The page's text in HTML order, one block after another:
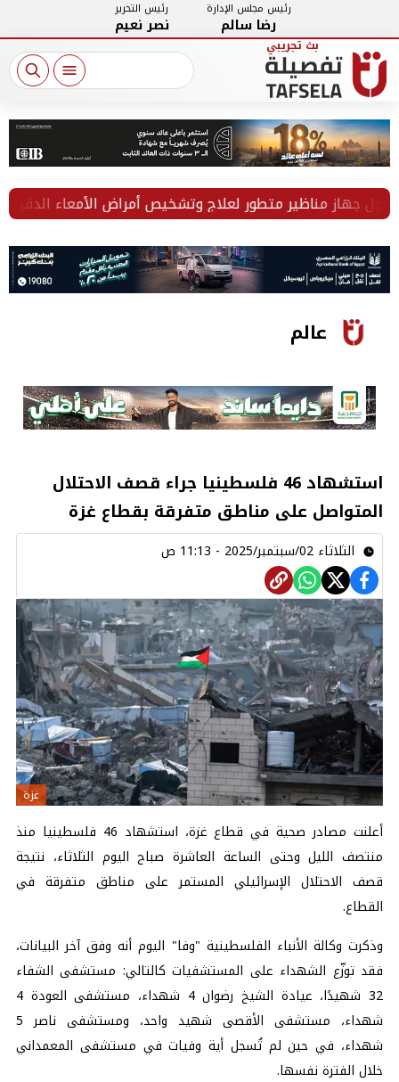
رئيس مجلس الإدارة
رضا سالم
رئيس التحرير
نصر نعيم
جهاز مناظير متطور لعلاج وتشخيص أمراض الأمعاء الدقيقة
عالم
استشهاد 46 فلسطينيا جراء قصف الاحتلال
المتواصل على مناطق متفرقة بقطاع غزة
الثلاثاء 02/سبتمبر/2025 - 11:13 ص
غزة
أعلنت مصادر صحية في قطاع غزة، استشهاد 46 فلسطينيا منذ
منتصف الليل وحتى الساعة العاشرة صباح اليوم الثلاثاء، نتيجة
قصف الاحتلال الإسرائيلي المستمر على مناطق متفرقة في
القطاع.
وذكرت وكالة الأنباء الفلسطينية "وفا" اليوم أنه وفق آخر البيانات،
فقد توزّع الشهداء على المستشفيات كالتالي: مستشفى الشفاء
32 شهيدًا، عيادة الشيخ رضوان 4 شهداء، مستشفى العودة 4
شهداء، مستشفى الأقصى شهيد واحد، ومستشفى ناصر 5
شهداء، في حين لم تُسجل أية وفيات في مستشفى المعمداني
خلال الفترة نفسها.